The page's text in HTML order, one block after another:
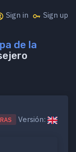
Sign in Sign up
de la
Versión: